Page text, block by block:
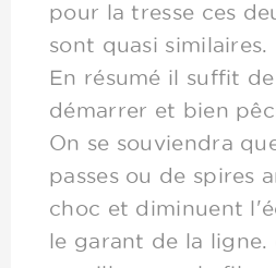
pour la tresse ces
sont quasi similaires.
En résumé il suffit
démarrer et bien
On se souviendra
passes ou de spires
choc et diminuent
le garant de la ligne.